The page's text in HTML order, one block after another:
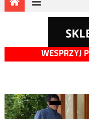
WESPRZYJ